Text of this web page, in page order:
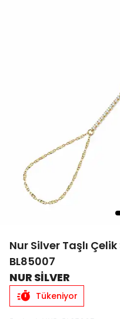
Nur Silver Taşlı
BL85007
NUR SİLVER
Tükeniyor